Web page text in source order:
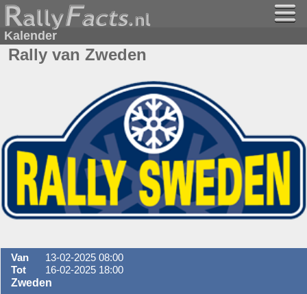
Kalender
Rally van Zweden
Van
13-02-2025 08:00
Tot
16-02-2025 18:00
Zweden